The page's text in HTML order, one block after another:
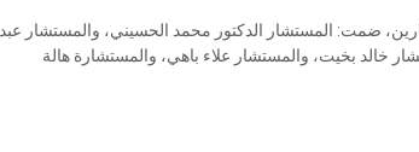
ضمت: المستشار الدكتور محمد الحسيني، والمستشار عبد
خالد بخيت، والمستشار علاء باهي، والمستشارة هالة